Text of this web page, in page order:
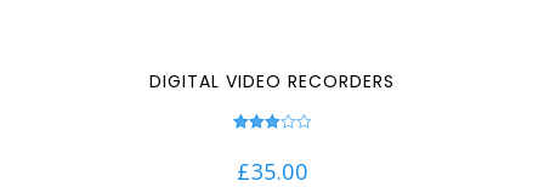
DIGITAL VIDEO RECORDERS
£35.00
sur 5